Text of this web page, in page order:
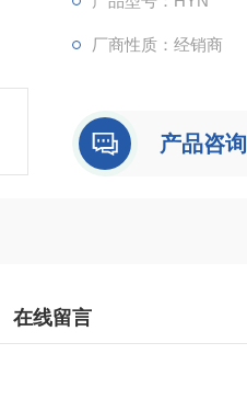
厂商性质：经销商
产品咨询
在线留言